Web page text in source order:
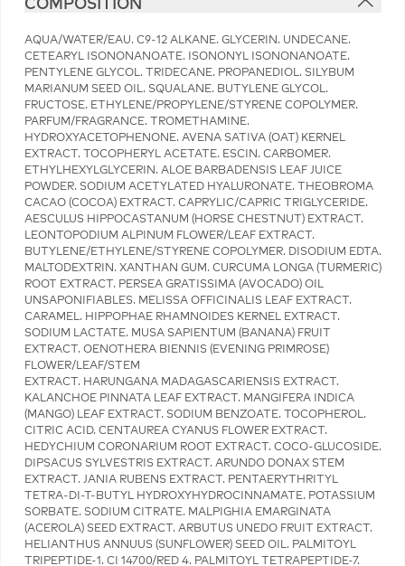
AQUA/WATER/EAU. C9-12 ALKANE. GLYCERIN. UNDECANE.
CETEARYL ISONONANOATE. ISONONYL ISONONANOATE.
PENTYLENE GLYCOL. TRIDECANE. PROPANEDIOL. SILYBUM
MARIANUM SEED OIL. SQUALANE. BUTYLENE GLYCOL.
FRUCTOSE. ETHYLENE/PROPYLENE/STYRENE COPOLYMER.
PARFUM/FRAGRANCE. TROMETHAMINE.
HYDROXYACETOPHENONE. AVENA SATIVA (OAT) KERNEL
EXTRACT. TOCOPHERYL ACETATE. ESCIN. CARBOMER.
ETHYLHEXYLGLYCERIN. ALOE BARBADENSIS LEAF JUICE
POWDER. SODIUM ACETYLATED HYALURONATE. THEOBROMA
CACAO (COCOA) EXTRACT. CAPRYLIC/CAPRIC TRIGLYCERIDE.
AESCULUS HIPPOCASTANUM (HORSE CHESTNUT) EXTRACT.
LEONTOPODIUM ALPINUM FLOWER/LEAF EXTRACT.
BUTYLENE/ETHYLENE/STYRENE COPOLYMER. DISODIUM EDTA.
MALTODEXTRIN. XANTHAN GUM. CURCUMA LONGA (TURMERIC)
ROOT EXTRACT. PERSEA GRATISSIMA (AVOCADO) OIL
UNSAPONIFIABLES. MELISSA OFFICINALIS LEAF EXTRACT.
CARAMEL. HIPPOPHAE RHAMNOIDES KERNEL EXTRACT.
SODIUM LACTATE. MUSA SAPIENTUM (BANANA) FRUIT
EXTRACT. OENOTHERA BIENNIS (EVENING PRIMROSE)
FLOWER/LEAF/STEM
EXTRACT. HARUNGANA MADAGASCARIENSIS EXTRACT.
KALANCHOE PINNATA LEAF EXTRACT. MANGIFERA INDICA
(MANGO) LEAF EXTRACT. SODIUM BENZOATE. TOCOPHEROL.
CITRIC ACID. CENTAUREA CYANUS FLOWER EXTRACT.
HEDYCHIUM CORONARIUM ROOT EXTRACT. COCO-GLUCOSIDE.
DIPSACUS SYLVESTRIS EXTRACT. ARUNDO DONAX STEM
EXTRACT. JANIA RUBENS EXTRACT. PENTAERYTHRITYL
TETRA-DI-T-BUTYL HYDROXYHYDROCINNAMATE. POTASSIUM
SORBATE. SODIUM CITRATE. MALPIGHIA EMARGINATA
(ACEROLA) SEED EXTRACT. ARBUTUS UNEDO FRUIT EXTRACT.
HELIANTHUS ANNUUS (SUNFLOWER) SEED OIL. PALMITOYL
TRIPEPTIDE-1. CI 14700/RED 4. PALMITOYL TETRAPEPTIDE-7.